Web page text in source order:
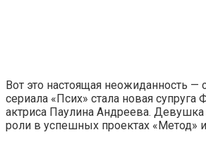
Вот это настоящая неожиданность —
сериала «Псих» стала новая
актриса Паулина Андреева. Девушка
роли в успешных проектах «Метод» и